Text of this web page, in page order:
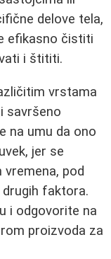
delove tela,
efikasno čistiti
i štititi.
vrstama
savršeno
na umu da ono
jer se
pod
faktora.
i odgovorite na
proizvoda za